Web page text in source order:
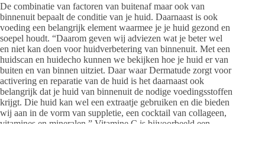
De combinatie van factoren van buitenaf maar ook van
binnenuit bepaalt de conditie van je huid. Daarnaast is ook
voeding een belangrijk element waarmee je je huid gezond en
soepel houdt. “Daarom geven wij adviezen wat je beter wel
en niet kan doen voor huidverbetering van binnenuit. Met een
huidscan en huidecho kunnen we bekijken hoe je huid er van
buiten en van binnen uitziet. Daar waar Dermatude zorgt voor
activering en reparatie van de huid is het daarnaast ook
belangrijk dat je huid van binnenuit de nodige voedingsstoffen
krijgt. Die huid kan wel een extraatje gebruiken en die bieden
wij aan in de vorm van suppletie, een cocktail van collageen,
vitamines en mineralen.” Vitamine C is bijvoorbeeld een